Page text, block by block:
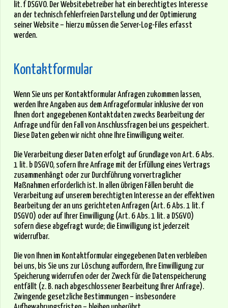
lit. f DSGVO. Der Websitebetreiber hat ein berechtigtes Interesse
an der technisch fehlerfreien Darstellung und der Optimierung
seiner Website – hierzu müssen die Server-Log-Files erfasst
werden.
Kontaktformular
Wenn Sie uns per Kontaktformular Anfragen zukommen lassen,
werden Ihre Angaben aus dem Anfrageformular inklusive der von
Ihnen dort angegebenen Kontaktdaten zwecks Bearbeitung der
Anfrage und für den Fall von Anschlussfragen bei uns gespeichert.
Diese Daten geben wir nicht ohne Ihre Einwilligung weiter.
Die Verarbeitung dieser Daten erfolgt auf Grundlage von Art. 6 Abs.
1 lit. b DSGVO, sofern Ihre Anfrage mit der Erfüllung eines Vertrags
zusammenhängt oder zur Durchführung vorvertraglicher
Maßnahmen erforderlich ist. In allen übrigen Fällen beruht die
Verarbeitung auf unserem berechtigten Interesse an der effektiven
Bearbeitung der an uns gerichteten Anfragen (Art. 6 Abs. 1 lit. f
DSGVO) oder auf Ihrer Einwilligung (Art. 6 Abs. 1 lit. a DSGVO)
sofern diese abgefragt wurde; die Einwilligung ist jederzeit
widerrufbar.
Die von Ihnen im Kontaktformular eingegebenen Daten verbleiben
bei uns, bis Sie uns zur Löschung auffordern, Ihre Einwilligung zur
Speicherung widerrufen oder der Zweck für die Datenspeicherung
entfällt (z. B. nach abgeschlossener Bearbeitung Ihrer Anfrage).
Zwingende gesetzliche Bestimmungen – insbesondere